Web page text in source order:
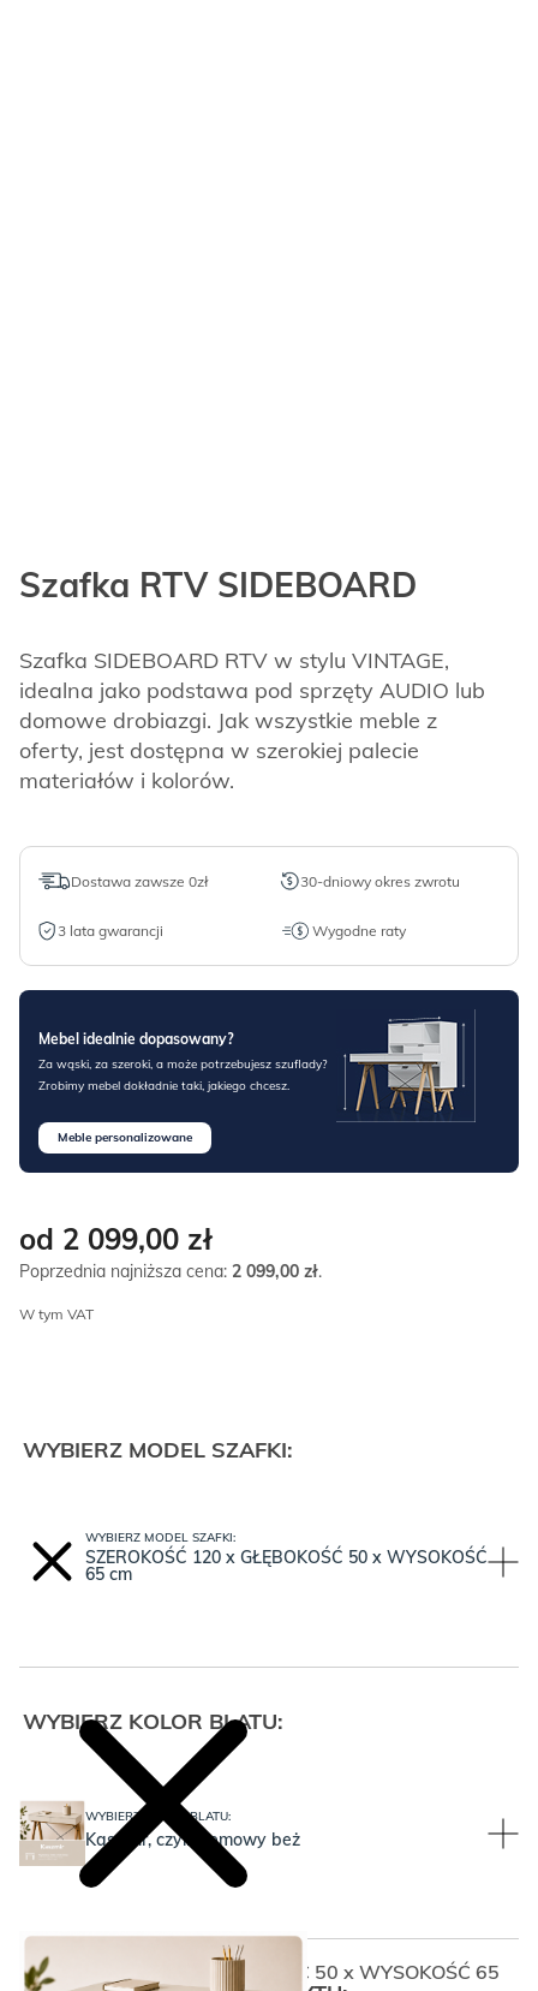
Szafka RTV SIDEBOARD
Szafka SIDEBOARD RTV w stylu VINTAGE,
idealna jako podstawa pod sprzęty AUDIO lub
domowe drobiazgi. Jak wszystkie meble z
oferty, jest dostępna w szerokiej palecie
materiałów i kolorów.
Dostawa zawsze 0zł 30-dniowy okres zwrotu
3 lata gwarancji Wygodne raty
Mebel idealnie dopasowany?
Za wąski, za szeroki, a może potrzebujesz szuflady?
Zrobimy mebel dokładnie taki, jakiego chcesz.
Meble personalizowane
od 2 099,00 zł
Poprzednia najniższa cena: 2 099,00 zł.
W tym VAT
WYBIERZ MODEL SZAFKI:
WYBIERZ MODEL SZAFKI:
SZEROKOŚĆ 120 x GŁĘBOKOŚĆ 50 x WYSOKOŚĆ
65 cm
SZEROKOŚĆ 120 x GŁĘBOKOŚĆ 50 x WYSOKOŚĆ 65
WYBIERZ KOLOR BLATU:
WYBIERZ KOLOR BLATU:
Kaszmir, czyli kremowy beż